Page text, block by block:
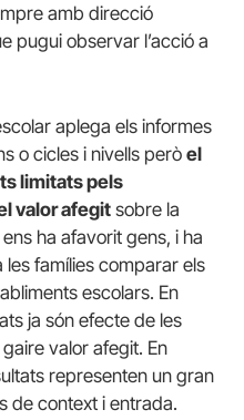
amb direcció
pugui observar l’acció a
aplega els informes
o cicles i nivells però el
limitats pels
valor afegit sobre la
ha afavorit gens, i ha
famílies comparar els
escolars. En
ja són efecte de les
valor afegit. En
representen un gran
de context i entrada.